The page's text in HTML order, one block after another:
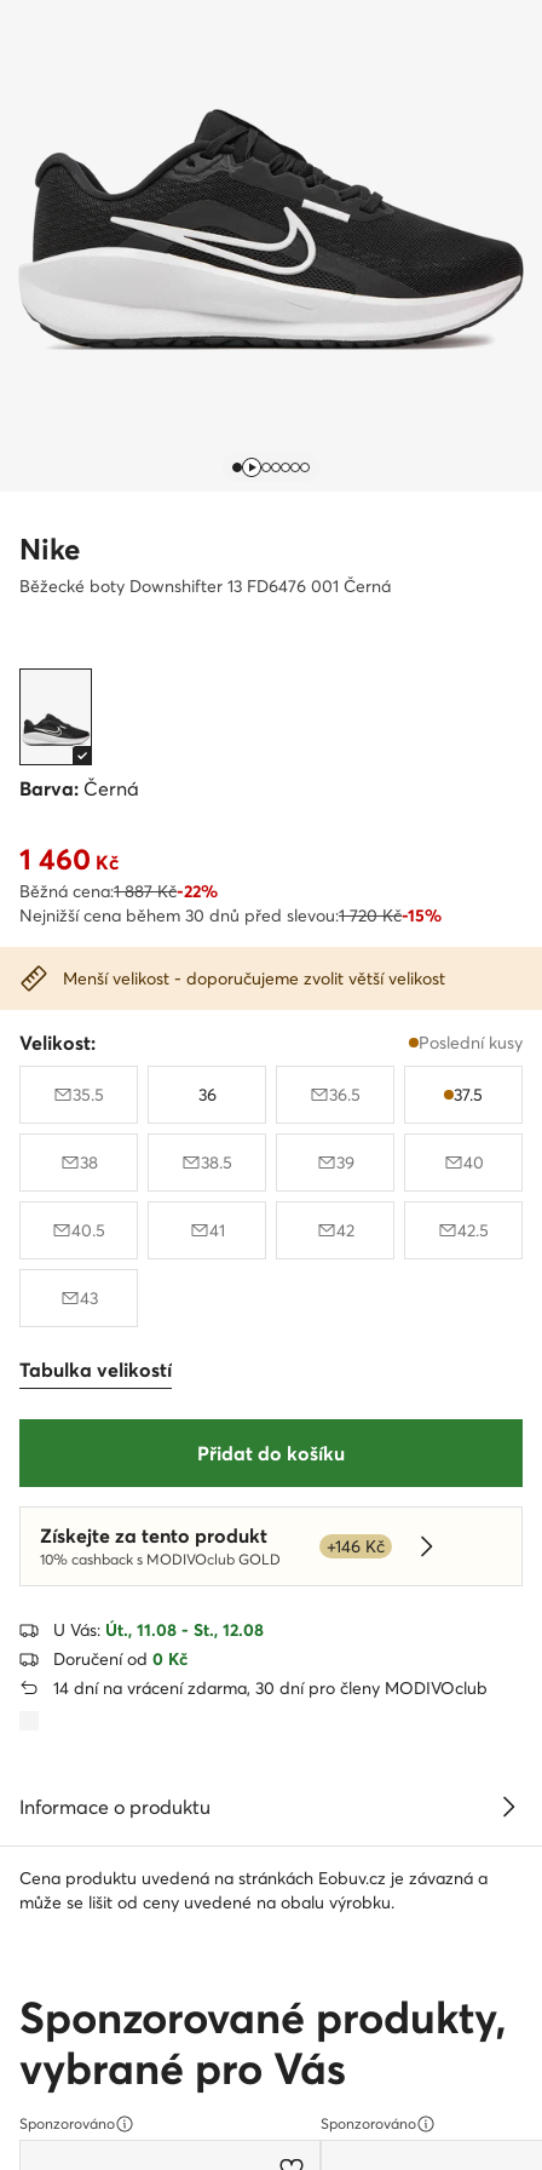
Nike
Běžecké boty Downshifter 13 FD6476 001 Černá
Barva: Černá
Aktuální cena 1 460 Kč
1 460 Kč
Běžná cena:1 887 Kč-22%
Nejnižší cena během 30 dnů před slevou:1 720 Kč-15%
Menší velikost - doporučujeme zvolit větší velikost
Velikost: Poslední kusy
35.5 36 36.5 37.5
38 38.5 39 40
40.5 41 42 42.5
43
Tabulka velikostí
Přidat do košíku
Získejte za tento produkt
10% cashback s MODIVOclub GOLD
+146 Kč
Dowiedz się
U Vás: Út., 11.08 - St., 12.08
Doručení od 0 Kč
14 dní na vrácení zdarma, 30 dní pro členy MODIVOclub
Informace o produktu
Cena produktu uvedená na stránkách Eobuv.cz je závazná a
může se lišit od ceny uvedené na obalu výrobku.
Sponzorované produkty,
vybrané pro Vás
Sponzorováno Sponzorováno